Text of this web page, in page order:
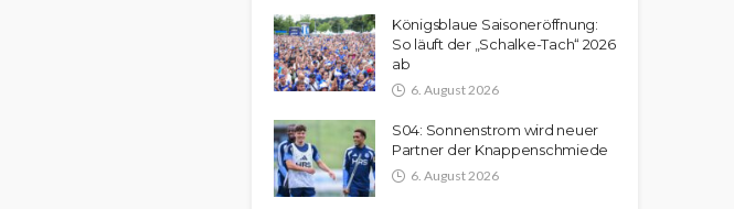
Königsblaue Saisoneröffnung:
So läuft der „Schalke-Tach“ 2026
ab
6. August 2026
S04: Sonnenstrom wird neuer
Partner der Knappenschmiede
6. August 2026